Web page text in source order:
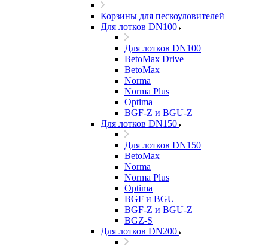
Корзины для пескоуловителей
Для лотков DN100
Для лотков DN100
BetoMax Drive
BetoMax
Norma
Norma Plus
Optima
BGF-Z и BGU-Z
Для лотков DN150
Для лотков DN150
BetoMax
Norma
Norma Plus
Optima
BGF и BGU
BGF-Z и BGU-Z
BGZ-S
Для лотков DN200